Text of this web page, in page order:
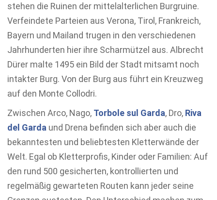
stehen die Ruinen der mittelalterlichen Burgruine.
Verfeindete Parteien aus Verona, Tirol, Frankreich,
Bayern und Mailand trugen in den verschiedenen
Jahrhunderten hier ihre Scharmützel aus. Albrecht
Dürer malte 1495 ein Bild der Stadt mitsamt noch
intakter Burg. Von der Burg aus führt ein Kreuzweg
auf den Monte Collodri.
Zwischen Arco, Nago, Torbole sul Garda, Dro, Riva
del Garda und Drena befinden sich aber auch die
bekanntesten und beliebtesten Kletterwände der
Welt. Egal ob Kletterprofis, Kinder oder Familien: Auf
den rund 500 gesicherten, kontrollierten und
regelmäßig gewarteten Routen kann jeder seine